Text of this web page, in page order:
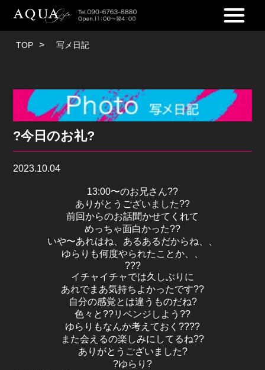
TOP 写メ日記
?今日のお礼?
2023.10.04
13:00〜のお兄さん??
ありがとうございました??
前回からのお話聞かせてくれて
めっちゃ面白かった??
いや〜あれはね、あるあるだからね、、
ゆらりも何度やられたことか、、
???
イチャイチャでは久しぶりに
あれでまあ気持ちよかったです??
自分の感覚とは違うものだね?
色々と??リベンジしよう??
ゆらりもなんか考えておく????
また会えるの楽しみにしてるね??
ありがとうございました?
?ゆらり?